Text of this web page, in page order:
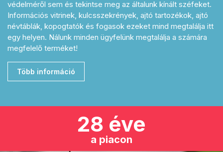
védelméről sem és tekintse meg az általunk kínált széfeket.
Információs vitrinek, kulcsszekrények, ajtó tartozékok, ajtó
névtáblák, kopogtatók és fogasok ezeket mind megtalálja itt
egy helyen. Nálunk minden ügyfelünk megtalálja a számára
megfelelő terméket!
Több információ
28 éve
a piacon